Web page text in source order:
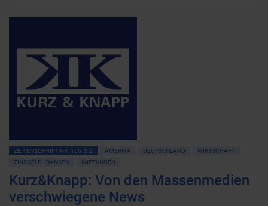
ZEITENSCHRIFT NR. 106, S.2 AMERIKA DEUTSCHLAND
WIRTSCHAFT
ZINSGELD • BANKEN
IMPFUNGEN
Kurz&Knapp: Von den Massenmedien
verschwiegene News